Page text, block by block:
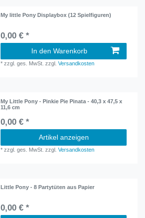
My little Pony Displaybox (12 Spielfiguren)
0,00 € *
In den Warenkorb
*zzgl. ges. MwSt. zzgl.Versandkosten
My Little Pony - Pinkie Pie Pinata - 40,3 x 47,5 x
11,6 cm
0,00 € *
Artikel anzeigen
*zzgl. ges. MwSt. zzgl.Versandkosten
Little Pony - 8 Partytüten aus Papier
0,00 € *